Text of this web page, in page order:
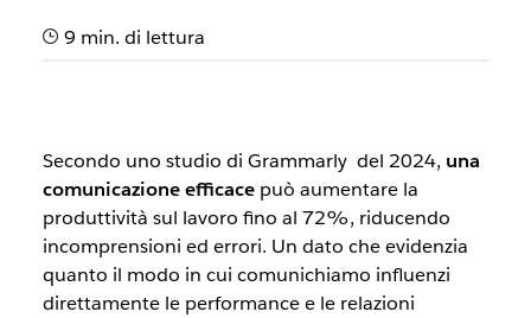
Cosa significa la
informazioni, ordini e conoscenze in modo comprensibile e
non ambiguo.
Il team di Slack
27 gennaio 2026
9 min. di lettura
Secondo uno studio di Grammarly del 2024, una
comunicazione efficacepuò aumentare la
produttività sul lavoro fino al 72%, riducendo
incomprensioni ed errori. Un dato che evidenzia
quanto il modo in cui comunichiamo influenzi
direttamente le performance e le relazioni